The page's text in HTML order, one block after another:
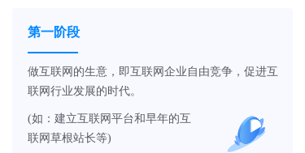
第一阶段
做互联网的生意，即互联网企业自由竞争，促进互
联网行业发展的时代。
(如：建立互联网平台和早年的互
联网草根站长等)